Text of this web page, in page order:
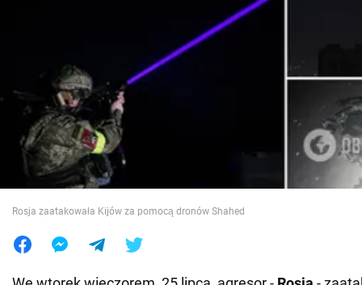
Wojna na Ukrainie
Świat
Jedzenie
Rosja zaatakowała Kijów za pomocą dronów Shahed